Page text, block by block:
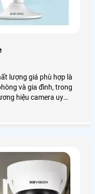
lượng giá phù hợp là
và gia đình, trong
hiệu camera uy